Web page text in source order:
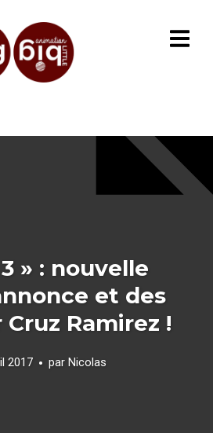
» : nouvelle
et des
Ramirez !
2017 par Nicolas